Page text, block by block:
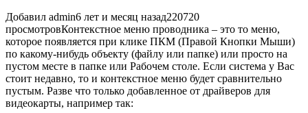
Добавил admin6 лет и месяц назад220720
просмотровКонтекстное меню проводника – это то меню,
которое появляется при клике ПКМ (Правой Кнопки Мыши)
по какому-нибудь объекту (файлу или папке) или просто на
пустом месте в папке или Рабочем столе. Если система у Вас
стоит недавно, то и контекстное меню будет сравнительно
пустым. Разве что только добавленное от драйверов для
видеокарты, например так: